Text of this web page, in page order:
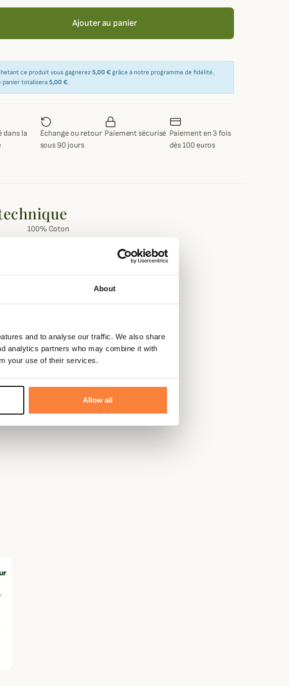
About
and to analyse our traffic. We also share
analytics partners who may combine it with
your use of their services.
Allow all
Ajouter au panier
ce produit vous gagnerez5,00 € grâce à notre programme de fidélité.
panier totalisera5,00 €.
dans la
Échange ou retour
sous 90 jours
Paiement sécurisé Paiement en 3 fois
dès 100 euros
100% Coton